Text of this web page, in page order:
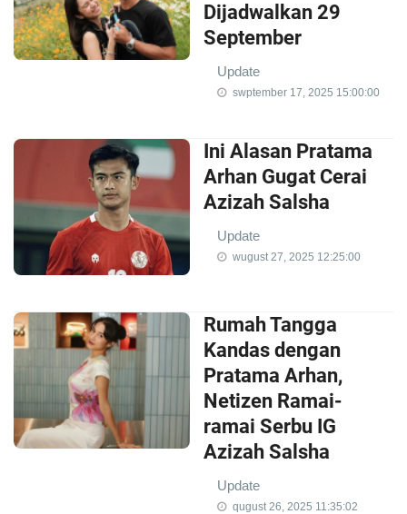
Dijadwalkan 29
September
Update
swptember 17, 2025 15:00:00
Ini Alasan Pratama
Arhan Gugat Cerai
Azizah Salsha
Update
wugust 27, 2025 12:25:00
Rumah Tangga
Kandas dengan
Pratama Arhan,
Netizen Ramai-
ramai Serbu IG
Azizah Salsha
Update
qugust 26, 2025 11:35:02